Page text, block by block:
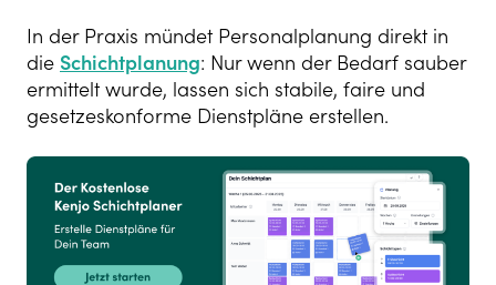
In der Praxis mündet Personalplanung direkt in
die Schichtplanung: Nur wenn der Bedarf sauber
ermittelt wurde, lassen sich stabile, faire und
gesetzeskonforme Dienstpläne erstellen.